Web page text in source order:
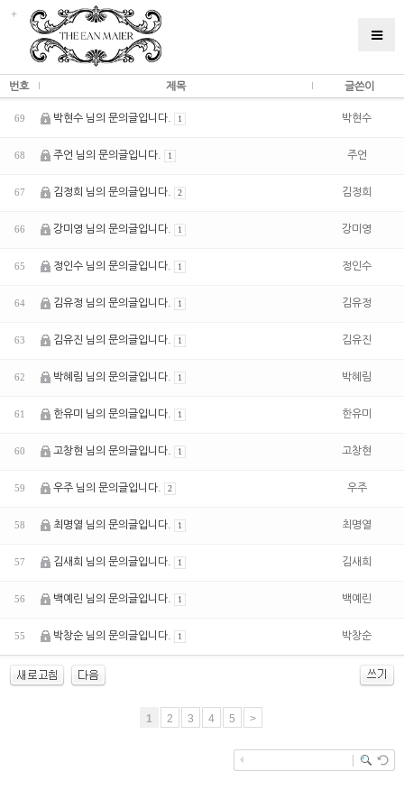
번호 제목 글쓴이
69 박현수 님의 문의글입니다. 1 박현수
68 주언 님의 문의글입니다. 1 주언
67 김정희 님의 문의글입니다. 2 김정희
66 강미영 님의 문의글입니다. 1 강미영
65 정인수 님의 문의글입니다. 1 정인수
64 김유정 님의 문의글입니다. 1 김유정
63 김유진 님의 문의글입니다. 1 김유진
62 박혜림 님의 문의글입니다. 1 박혜림
61 한유미 님의 문의글입니다. 1 한유미
60 고창현 님의 문의글입니다. 1 고창현
59 우주 님의 문의글입니다. 2 우주
58 최명열 님의 문의글입니다. 1 최명열
57 김새희 님의 문의글입니다. 1 김새희
56 백예린 님의 문의글입니다. 1 백예린
55 박창순 님의 문의글입니다. 1 박창순
1 2 3 4 5 >